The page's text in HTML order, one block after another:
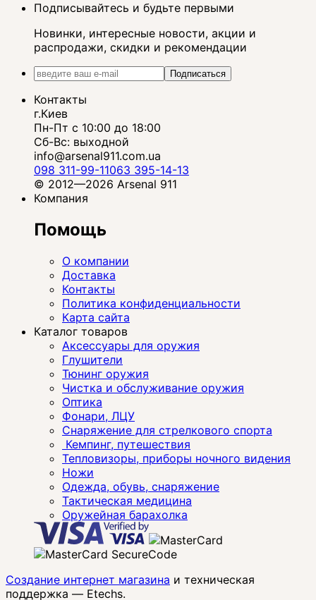
Подписывайтесь и будьте первыми
Новинки, интересные новости, акции и
распродажи, скидки и рекомендации
Подписаться
Контакты
г.Киев
Пн-Пт с 10:00 до 18:00
Сб-Вс: выходной
info@arsenal911.com.ua
098 311-99-11063 395-14-13
© 2012—2026 Arsenal 911
Компания
Помощь
О компании
Доставка
Контакты
Политика конфиденциальности
Карта сайта
Каталог товаров
Аксессуары для оружия
Глушители
Тюнинг оружия
Чистка и обслуживание оружия
Оптика
Фонари, ЛЦУ
Снаряжение для стрелкового спорта
Кемпинг, путешествия
Тепловизоры, приборы ночного видения
Ножи
Одежда, обувь, снаряжение
Тактическая медицина
Оружейная барахолка
Создание интернет магазина и техническая
поддержка — Etechs.